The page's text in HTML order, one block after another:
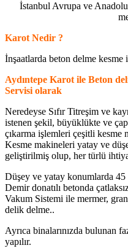
İstanbul Avrupa ve Anadolu
Karot Nedir ?
İnşaatlarda beton delme
Aydıntepe Karot ile Beton
Servisi olarak
Neredeyse Sıfır Titreşim ve
istenen şekil, büyüklükte ve
çıkarma işlemleri çeşitli kesme
Kesme makineleri yatay ve
geliştirilmiş olup, her türlü
Düşey ve yatay konumlarda
Demir donatılı betonda
Vakum Sistemi ile mermer,
delik delme..
Ayrıca binalarınızda bulunan
yapılır.